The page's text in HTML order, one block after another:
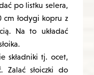
po listku selera,
cm łodygi kopru z
Na to układać
składniki tj. ocet,
Zalać słoiczki do